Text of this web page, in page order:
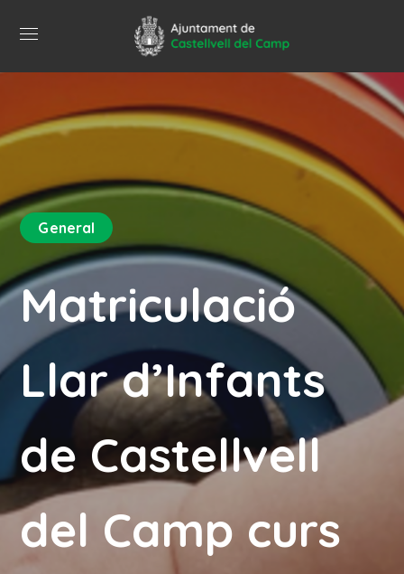
General
Matriculació
Llar d’Infants
de Castellvell
del Camp curs